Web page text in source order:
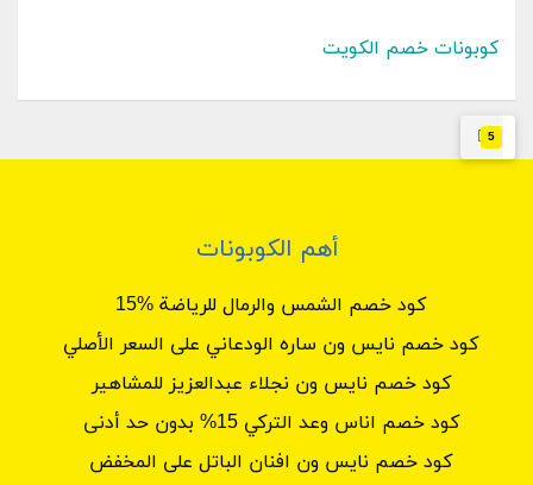
5
كوبونات خصم الكويت
أهم الكوبونات
كود خصم الشمس والرمال للرياضة %15
كود خصم نايس ون ساره الودعاني على السعر الأصلي
كود خصم نايس ون نجلاء عبدالعزيز للمشاهير
كود خصم اناس وعد التركي 15% بدون حد أدنى
كود خصم نايس ون افنان الباتل على المخفض